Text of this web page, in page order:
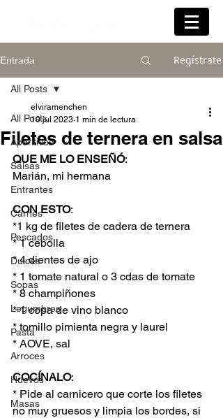
Entrada Regístrate
All Posts
Aperitivos
Salsas
Entrantes
Carnes
Pescados
Dulces
Sopas
Legumbres
Pasta
Arroces
Huevos
Masas
All Posts
Filetes de ternera en salsa
elviramenchen
10 jul 2023 1 min de lectura
QUE ME LO ENSEÑÓ:
Marián, mi hermana
CON ESTO:
*1 kg de filetes de cadera de ternera
* 1 cebolla
* 4 dientes de ajo
* 1 tomate natural o 3 cdas de tomate
* 8 champiñones
* 1 copa de vino blanco
* tomillo pimienta negra y laurel
* AOVE, sal
COCÍNALO:
* Pide al carnicero que corte los filetes
no muy gruesos y limpia los bordes, si